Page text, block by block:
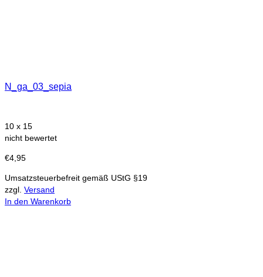
N_ga_03_sepia
10 x 15
nicht bewertet
€4,95
Umsatzsteuerbefreit gemäß UStG §19
zzgl. Versand
In den Warenkorb